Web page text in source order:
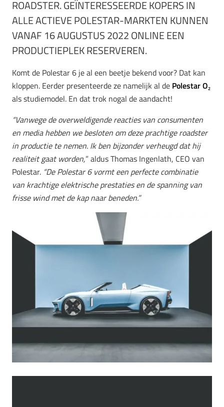
ROADSTER. GEÏNTERESSEERDE KOPERS IN
ALLE ACTIEVE POLESTAR-MARKTEN KUNNEN
VANAF 16 AUGUSTUS 2022 ONLINE EEN
PRODUCTIEPLEK RESERVEREN.
Komt de Polestar 6 je al een beetje bekend voor? Dat kan
kloppen. Eerder presenteerde ze namelijk al de Polestar O₂
als studiemodel. En dat trok nogal de aandacht!
“Vanwege de overweldigende reacties van consumenten
en media hebben we besloten om deze prachtige roadster
in productie te nemen. Ik ben bijzonder verheugd dat hij
realiteit gaat worden,” aldus Thomas Ingenlath, CEO van
Polestar. “De Polestar 6 vormt een perfecte combinatie
van krachtige elektrische prestaties en de spanning van
frisse wind met de kap naar beneden.”